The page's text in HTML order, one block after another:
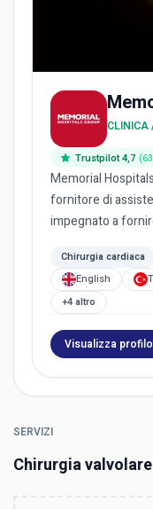
CLINICA
Trustpilot 4,7
Memorial
fornitore di
impegnato a
Chirurgia cardiaca
English
+4 altro
Visualizza profilo
SERVIZI
Chirurgia valvolare